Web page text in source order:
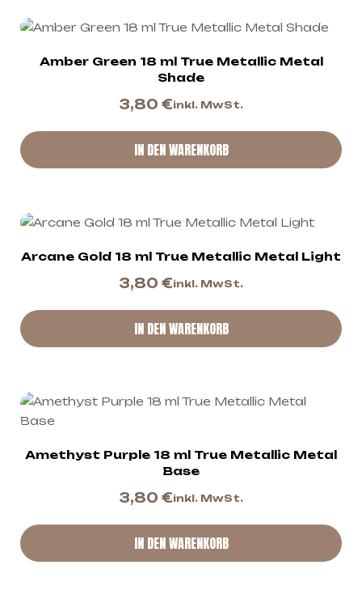
Amber Green 18 ml True Metallic Metal
Shade
3,80 €inkl. MwSt.
IN DEN WARENKORB
Arcane Gold 18 ml True Metallic Metal Light
3,80 €inkl. MwSt.
IN DEN WARENKORB
Amethyst Purple 18 ml True Metallic Metal
Base
3,80 €inkl. MwSt.
IN DEN WARENKORB